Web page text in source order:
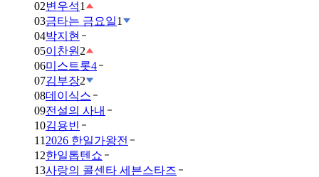
02변우석1
03금타는 금요일1
04박지현
05이찬원 2
06미스트롯4
07김부장2
08데이식스
09전설의 사내
10김용빈
11 2026 한일가왕전
12한일톱텐쇼
13사랑의 콜센타 세븐스타즈